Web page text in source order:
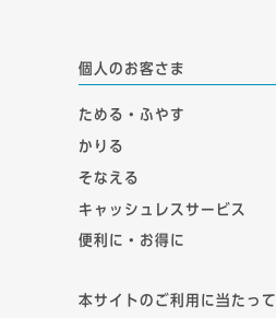
個人のお客さま
ためる・ふやす
かりる
そなえる
キャッシュレスサービス
便利に・お得に
本サイトのご利用に当たって